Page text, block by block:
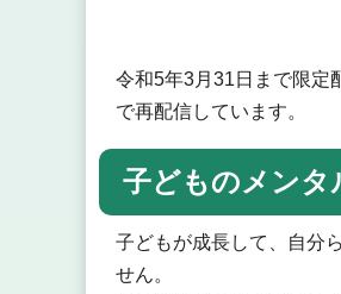
令和5年3月31日まで限定
で再配信しています。
子どものメンタ
子どもが成長して、自分
せん。